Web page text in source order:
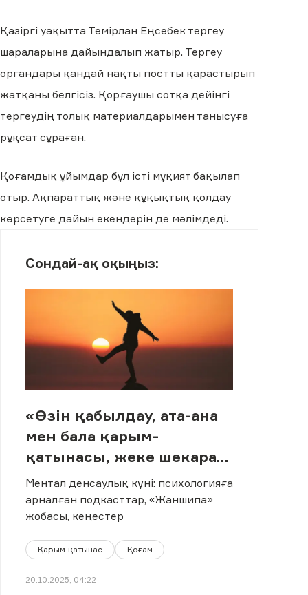
Қазіргі уақытта Темірлан Еңсебек тергеу
шараларына дайындалып жатыр. Тергеу
органдары қандай нақты постты қарастырып
жатқаны белгісіз. Қорғаушы сотқа дейінгі
тергеудің толық материалдарымен танысуға
рұқсат сұраған.
Қоғамдық ұйымдар бұл істі мұқият бақылап
отыр. Ақпараттық және құқықтық қолдау
көрсетуге дайын екендерін де мәлімдеді.
Сондай-ақ оқыңыз:
«Өзін қабылдау, ата-ана
мен бала қарым-
қатынасы, жеке шекара»:
психологиялық
подкастар топтамасы
Ментал денсаулық күні: психологияға
арналған подкасттар, «Жаншипа»
жобасы, кеңестер
Қарым-қатынас Қоғам
20.10.2025, 04:22